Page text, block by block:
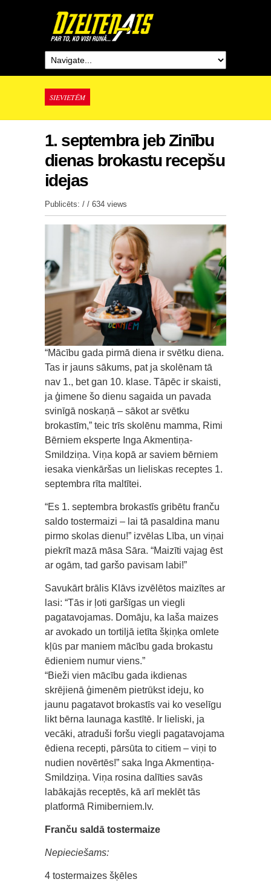
SIEVIETĒM
1. septembra jeb Zinību
dienas brokastu recepšu
idejas
Publicēts: / / 634 views
“Mācību gada pirmā diena ir svētku diena.
Tas ir jauns sākums, pat ja skolēnam tā
nav 1., bet gan 10. klase. Tāpēc ir skaisti,
ja ģimene šo dienu sagaida un pavada
svinīgā noskaņā – sākot ar svētku
brokastīm,” teic trīs skolēnu mamma, Rimi
Bērniem eksperte Inga Akmentiņa-
Smildziņa. Viņa kopā ar saviem bērniem
iesaka vienkāršas un lieliskas receptes 1.
septembra rīta maltītei.
“Es 1. septembra brokastīs gribētu franču
saldo tostermaizi – lai tā pasaldina manu
pirmo skolas dienu!” izvēlas Lība, un viņai
piekrīt mazā māsa Sāra. “Maizīti vajag ēst
ar ogām, tad garšo pavisam labi!”
Savukārt brālis Klāvs izvēlētos maizītes ar
lasi: “Tās ir ļoti garšīgas un viegli
pagatavojamas. Domāju, ka laša maizes
ar avokado un tortiljā ietīta šķiņķa omlete
kļūs par maniem mācību gada brokastu
ēdieniem numur viens.”
“Bieži vien mācību gada ikdienas
skrējienā ģimenēm pietrūkst ideju, ko
jaunu pagatavot brokastīs vai ko veselīgu
likt bērna launaga kastītē. Ir lieliski, ja
vecāki, atraduši foršu viegli pagatavojama
ēdiena recepti, pārsūta to citiem – viņi to
nudien novērtēs!” saka Inga Akmentiņa-
Smildziņa. Viņa rosina dalīties savās
labākajās receptēs, kā arī meklēt tās
platformā Rimiberniem.lv.
Franču saldā tostermaize
Nepieciešams:
4 tostermaizes šķēles